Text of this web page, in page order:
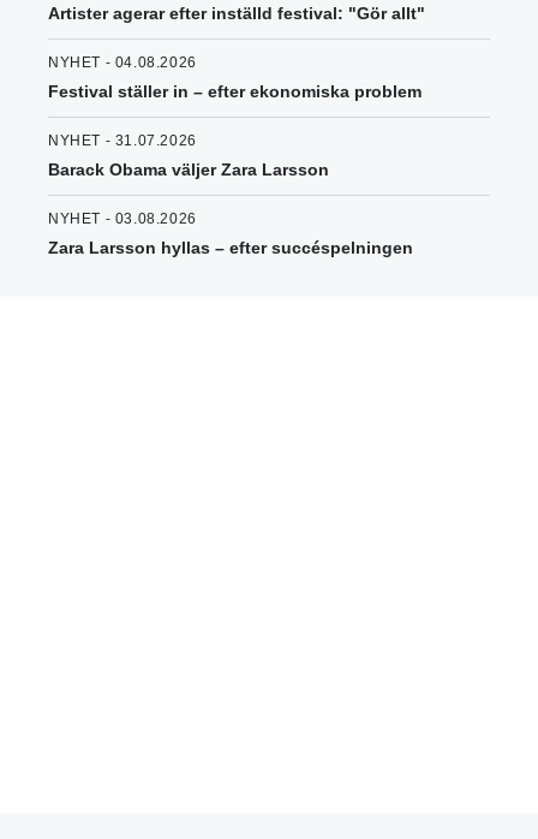
Artister agerar efter inställd festival: "Gör allt"
NYHET - 04.08.2026
Festival ställer in – efter ekonomiska problem
NYHET - 31.07.2026
Barack Obama väljer Zara Larsson
NYHET - 03.08.2026
Zara Larsson hyllas – efter succéspelningen